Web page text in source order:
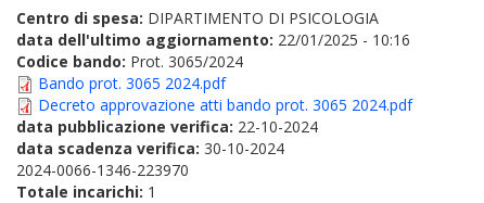
Centro di spesa: DIPARTIMENTO DI PSICOLOGIA
data dell'ultimo aggiornamento: 22/01/2025 - 10:16
Codice bando: Prot. 3065/2024
Bando prot. 3065 2024.pdf
Decreto approvazione atti bando prot. 3065 2024.pdf
data pubblicazione verifica: 22-10-2024
data scadenza verifica: 30-10-2024
2024-0066-1346-223970
Totale incarichi: 1